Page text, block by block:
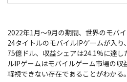
2022年1月～9月の期間、世界のモバ
24タイトルのモバイルIPゲームが入
75億ドル、収益シェアは24.1%に達し
ルIPゲームはモバイルゲーム市場の収
軽視できない存在であることがわかる。